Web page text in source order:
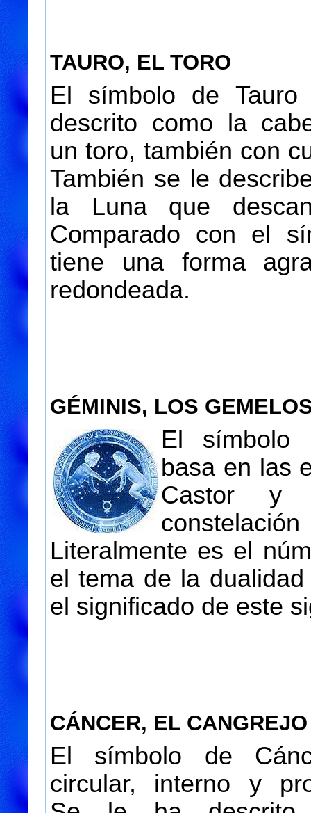
TAURO, EL TORO
El símbolo de
descrito como la
un toro, también con
También se le
la Luna que
Comparado con el
tiene una forma
redondeada.
GÉMINIS, LOS
El símbolo
basa en las
Castor y
Literalmente es el
el tema de la
el significado de este
CÁNCER, EL CANGREJO
El símbolo de
circular, interno y